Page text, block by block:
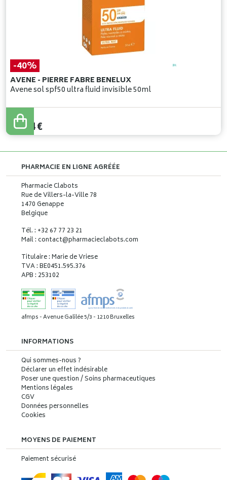
-40%
AVENE - PIERRE FABRE BENELUX
Avene sol spf50 ultra fluid invisible 50ml
23,90
14,34€
PHARMACIE EN LIGNE AGRÉÉE
Pharmacie Clabots
Rue de Villers-la-Ville 78
1470 Genappe
Belgique
Tél. : +32 67 77 23 21
Mail : contact@pharmacieclabots.com
Titulaire : Marie de Vriese
TVA : BE0451.595.376
APB : 253102
afmps - Avenue Galilée 5/3 - 1210 Bruxelles
INFORMATIONS
Qui sommes-nous ?
Déclarer un effet indésirable
Poser une question / Soins pharmaceutiques
Mentions légales
CGV
Données personnelles
Cookies
MOYENS DE PAIEMENT
Paiement sécurisé